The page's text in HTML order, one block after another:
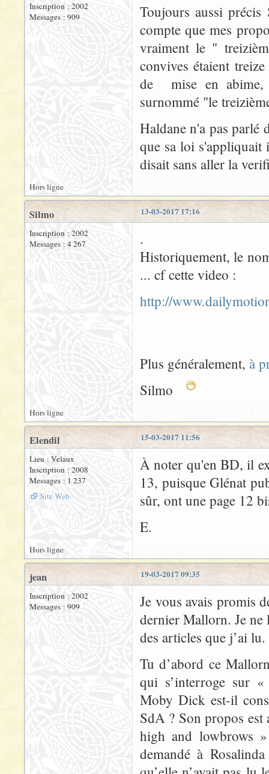
Inscription : 2002
Messages : 909
Toujours aussi
compte que mes
vraiment le "
convives étaient
de mise en abime,
surnommé "le
Haldane n'a pas parlé
que sa loi s'appliquait
disait sans aller la
Hors ligne
13-03-2017 17:16
Silmo
Inscription : 2002
Messages : 4 267
.
Historiquement, le
... cf cette video :
http://
Plus généralement, à
Silmo
Hors ligne
15-03-2017 11:56
Elendil
Lieu : Velaux
Inscription : 2008
Messages : 1 237
Site Web
À noter qu'en BD, il
13, puisque Glénat
sûr, ont une page 12
E.
Hors ligne
19-03-2017 09:35
jean
Inscription : 2002
Messages : 909
Je vous avais promis
dernier Mallorn. Je ne
des articles que j’ai lu.
Tu d’abord ce
qui s’interroge sur
Moby Dick est-il
SdA ? Son propos est
high and lowbrows
demandé à